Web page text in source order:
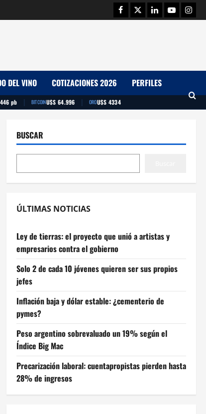
Facebook
TwitterLinkedinYoutube
DEL VINO COTIZACIONES 2026 PERFILES
446 pb | BITCOINU$S 64.996 | OROU$S 4334
BUSCAR
ÚLTIMAS NOTICIAS
Ley de tierras: el proyecto que unió a artistas y
empresarios contra el gobierno
Solo 2 de cada 10 jóvenes quieren ser sus propios
jefes
Inflación baja y dólar estable: ¿cementerio de
pymes?
Peso argentino sobrevaluado un 19% según el
Índice Big Mac
Precarización laboral: cuentapropistas pierden hasta
28% de ingresos